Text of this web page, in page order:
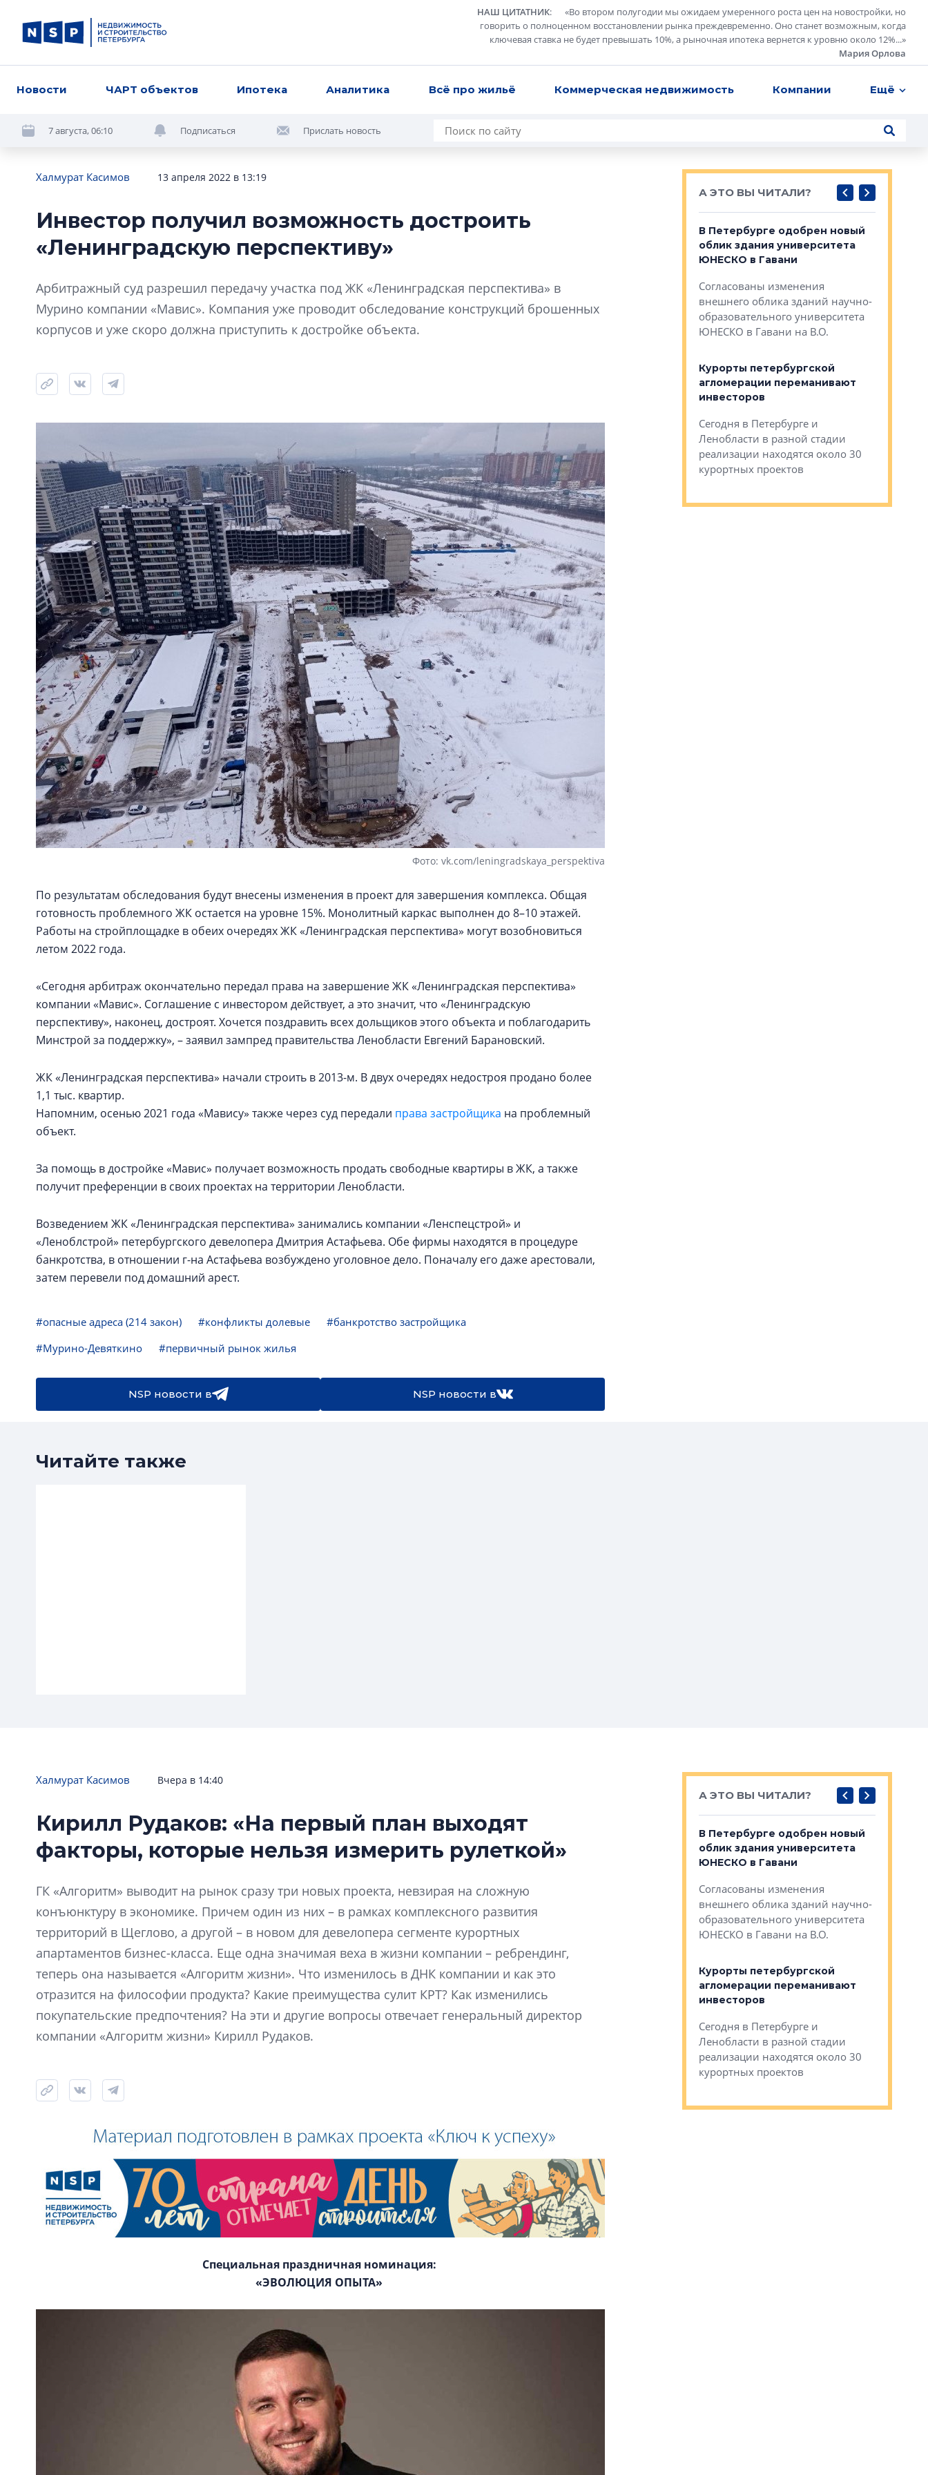
НАШ ЦИТАТНИК: «Во втором полугодии мы ожидаем умеренного роста цен на новостройки, но
говорить о полноценном восстановлении рынка преждевременно. Оно станет возможным, когда
ключевая ставка не будет превышать 10%, а рыночная ипотека вернется к уровню около 12%...»
Мария Орлова
Новости ЧАРТ объектов Ипотека Аналитика Всё про жильё Коммерческая недвижимость Компании Ещё
7 августа, 06:10 Подписаться Прислать новость
Халмурат Касимов 13 апреля 2022 в 13:19
Инвестор получил возможность достроить
«Ленинградскую перспективу»
Арбитражный суд разрешил передачу участка под ЖК «Ленинградская перспектива» в
Мурино компании «Мавис». Компания уже проводит обследование конструкций брошенных
корпусов и уже скоро должна приступить к достройке объекта.
Фото: vk.com/leningradskaya_perspektiva
По результатам обследования будут внесены изменения в проект для завершения комплекса. Общая
готовность проблемного ЖК остается на уровне 15%. Монолитный каркас выполнен до 8–10 этажей.
Работы на стройплощадке в обеих очередях ЖК «Ленинградская перспектива» могут возобновиться
летом 2022 года.
«Сегодня арбитраж окончательно передал права на завершение ЖК «Ленинградская перспектива»
компании «Мавис». Соглашение с инвестором действует, а это значит, что «Ленинградскую
перспективу», наконец, достроят. Хочется поздравить всех дольщиков этого объекта и поблагодарить
Минстрой за поддержку», – заявил зампред правительства Ленобласти Евгений Барановский.
ЖК «Ленинградская перспектива» начали строить в 2013-м. В двух очередях недостроя продано более
1,1 тыс. квартир.
Напомним, осенью 2021 года «Мавису» также через суд передали права застройщика на проблемный
объект.
За помощь в достройке «Мавис» получает возможность продать свободные квартиры в ЖК, а также
получит преференции в своих проектах на территории Ленобласти.
Возведением ЖК «Ленинградская перспектива» занимались компании «Ленспецстрой» и
«Леноблстрой» петербургского девелопера Дмитрия Астафьева. Обе фирмы находятся в процедуре
банкротства, в отношении г-на Астафьева возбуждено уголовное дело. Поначалу его даже арестовали,
затем перевели под домашний арест.
#опасные адреса (214 закон) #конфликты долевые
#банкротство застройщика
#Мурино-Девяткино
#первичный рынок жилья
NSP новости в NSP новости в
А ЭТО ВЫ ЧИТАЛИ?
Усадьба Торосово — антидот
эпохи фальш-панелей
В Петербурге одобрен новый
облик здания университета
ЮНЕСКО в Гавани
Согласованы изменения
внешнего облика зданий научно-
образовательного университета
ЮНЕСКО в Гавани на В.О.
Курорты петербургской
агломерации переманивают
инвесторов
Сегодня в Петербурге и
Ленобласти в разной стадии
реализации находятся около 30
курортных проектов
Читайте также
«Ленинградскую перспективу»
достроит «Мавис»
Халмурат Касимов Вчера в 14:40
Кирилл Рудаков: «На первый план выходят
факторы, которые нельзя измерить рулеткой»
ГК «Алгоритм» выводит на рынок сразу три новых проекта, невзирая на сложную
конъюнктуру в экономике. Причем один из них – в рамках комплексного развития
территорий в Щеглово, а другой – в новом для девелопера сегменте курортных
апартаментов бизнес-класса. Еще одна значимая веха в жизни компании – ребрендинг,
теперь она называется «Алгоритм жизни». Что изменилось в ДНК компании и как это
отразится на философии продукта? Какие преимущества сулит КРТ? Как изменились
покупательские предпочтения? На эти и другие вопросы отвечает генеральный директор
компании «Алгоритм жизни» Кирилл Рудаков.
Специальная праздничная номинация:
«ЭВОЛЮЦИЯ ОПЫТА»
А ЭТО ВЫ ЧИТАЛИ?
Усадьба Торосово — антидот
от эпохи фальш-панелей
эпохи фальш-панелей
9% дешевле строящихся
Центробанк: квартиры в домах
2020-2026 годов постройки на 9%
дешевле строящихся
В Петербурге одобрен новый
облик здания университета
ЮНЕСКО в Гавани
Согласованы изменения
внешнего облика зданий научно-
образовательного университета
ЮНЕСКО в Гавани на В.О.
Курорты петербургской
агломерации переманивают
инвесторов
Сегодня в Петербурге и
Ленобласти в разной стадии
реализации находятся около 30
курортных проектов